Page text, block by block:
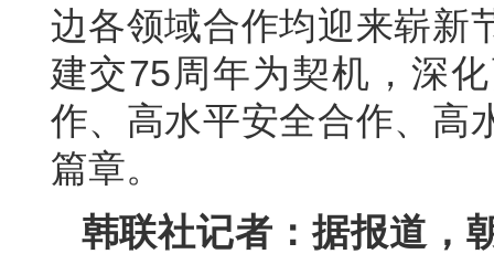
边各领域合作均迎来崭新
建交75周年为契机，深
作、高水平安全合作、高
篇章。
韩联社记者：据报道，